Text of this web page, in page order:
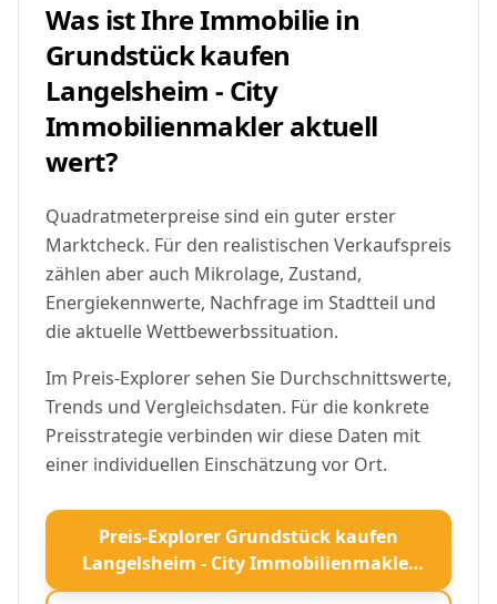
Was ist Ihre Immobilie in
Grundstück kaufen
Langelsheim - City
Immobilienmakler aktuell
wert?
Quadratmeterpreise sind ein guter erster
Marktcheck. Für den realistischen Verkaufspreis
zählen aber auch Mikrolage, Zustand,
Energiekennwerte, Nachfrage im Stadtteil und
die aktuelle Wettbewerbssituation.
Im Preis-Explorer sehen Sie Durchschnittswerte,
Trends und Vergleichsdaten. Für die konkrete
Preisstrategie verbinden wir diese Daten mit
einer individuellen Einschätzung vor Ort.
Preis-Explorer Grundstück kaufen
Langelsheim - City Immobilienmakler
öffnen